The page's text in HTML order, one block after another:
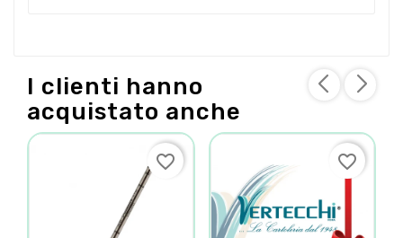
I clienti hanno
acquistato anche
favorite_border favorite_border